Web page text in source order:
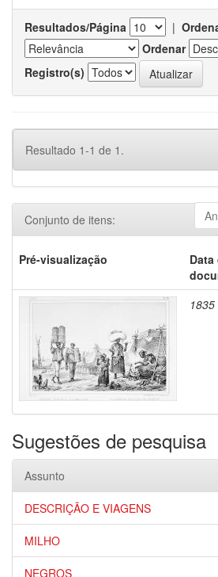
Resultados/Página |
Ordenar
Registro(s)
Resultado 1-1 de 1.
Conjunto de itens:
Pré-visualização
Data
1835
Sugestões de pesquisa
Assunto
DESCRIÇÃO E VIAGENS
MILHO
NEGROS